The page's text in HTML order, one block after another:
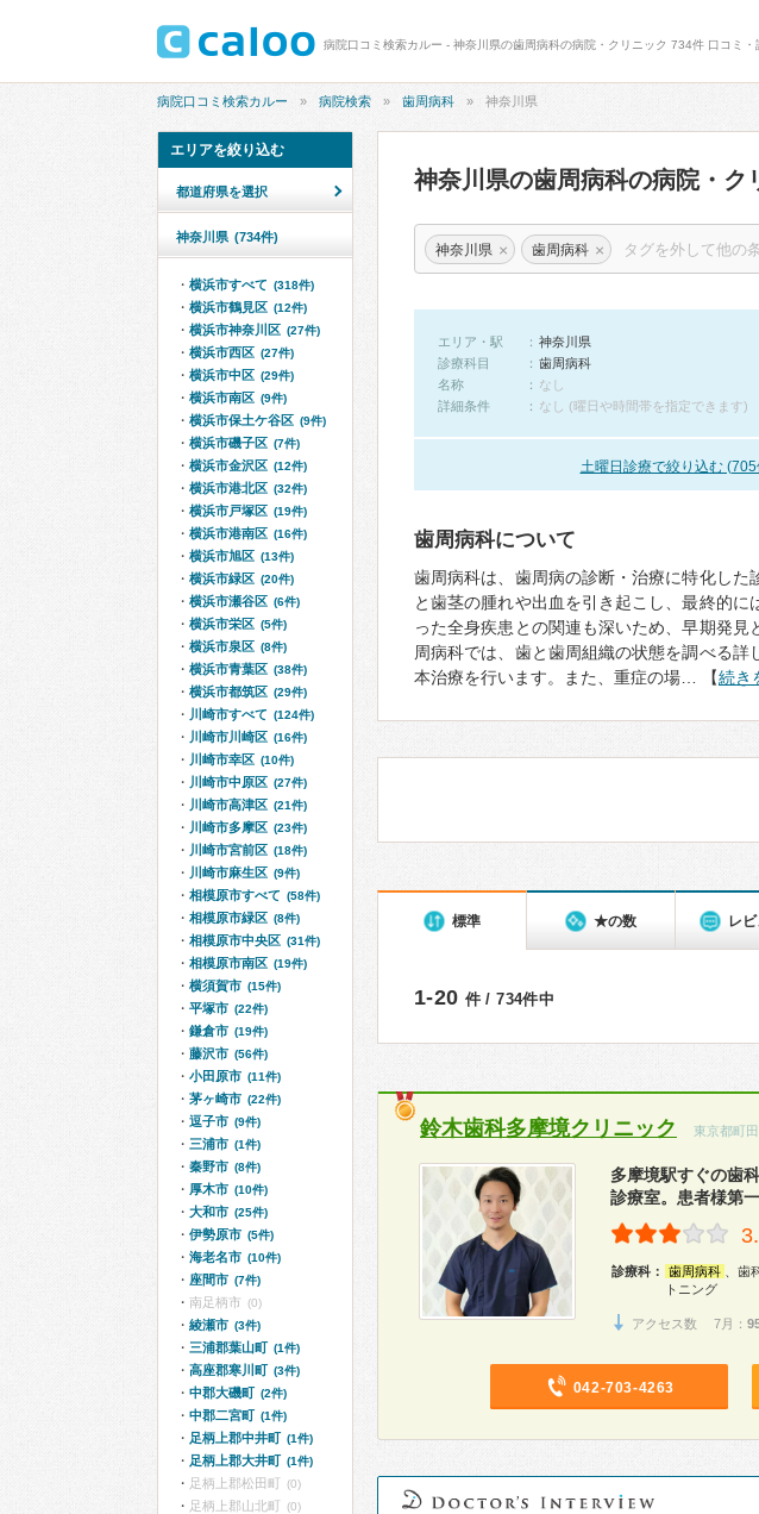
病院口コミ検索カルー - 神奈川県の歯周病科の病院・クリニック 734件 口コミ・
病院口コミ検索カルー 病院検索 歯周病科 神奈川県
神奈川県の歯周病科の病院・ク
神奈川県 × 歯周病科 ×
エリア・駅
神奈川県
診療科目
歯周病科
名称
なし
詳細条件
なし (曜日や時間帯を指定できます)
土曜日診療で絞り込む (705
歯周病科について
歯周病科は、歯周病の診断・治療に特化し
と歯茎の腫れや出血を引き起こし、最終的
った全身疾患との関連も深いため、早期発
周病科では、歯と歯周組織の状態を調べる
本治療を行います。また、重症の場… 【続き
標準 ★の数 レ
1-20 件 / 734件中
鈴木歯科多摩境クリニック 東京都町
多摩境駅すぐの歯
診療室。患者様第
診療科： 歯周病科
、
トニング
アクセス数 7月：
042-703-4263
エリアを絞り込む
都道府県を選択
神奈川県 (734件)
横浜市すべて (318件)
横浜市鶴見区 (12件)
横浜市神奈川区 (27件)
横浜市西区 (27件)
横浜市中区 (29件)
横浜市南区 (9件)
横浜市保土ケ谷区 (9件)
横浜市磯子区 (7件)
横浜市金沢区 (12件)
横浜市港北区 (32件)
横浜市戸塚区 (19件)
横浜市港南区 (16件)
横浜市旭区 (13件)
横浜市緑区 (20件)
横浜市瀬谷区 (6件)
横浜市栄区 (5件)
横浜市泉区 (8件)
横浜市青葉区 (38件)
横浜市都筑区 (29件)
川崎市すべて (124件)
川崎市川崎区 (16件)
川崎市幸区 (10件)
川崎市中原区 (27件)
川崎市高津区 (21件)
川崎市多摩区 (23件)
川崎市宮前区 (18件)
川崎市麻生区 (9件)
相模原市すべて (58件)
相模原市緑区 (8件)
相模原市中央区 (31件)
相模原市南区 (19件)
横須賀市 (15件)
平塚市 (22件)
鎌倉市 (19件)
藤沢市 (56件)
小田原市 (11件)
茅ヶ崎市 (22件)
逗子市 (9件)
三浦市 (1件)
秦野市 (8件)
厚木市 (10件)
大和市 (25件)
伊勢原市 (5件)
海老名市 (10件)
座間市 (7件)
南足柄市 (0)
綾瀬市 (3件)
三浦郡葉山町 (1件)
高座郡寒川町 (3件)
中郡大磯町 (2件)
中郡二宮町 (1件)
足柄上郡中井町 (1件)
足柄上郡大井町 (1件)
足柄上郡松田町 (0)
足柄上郡山北町 (0)